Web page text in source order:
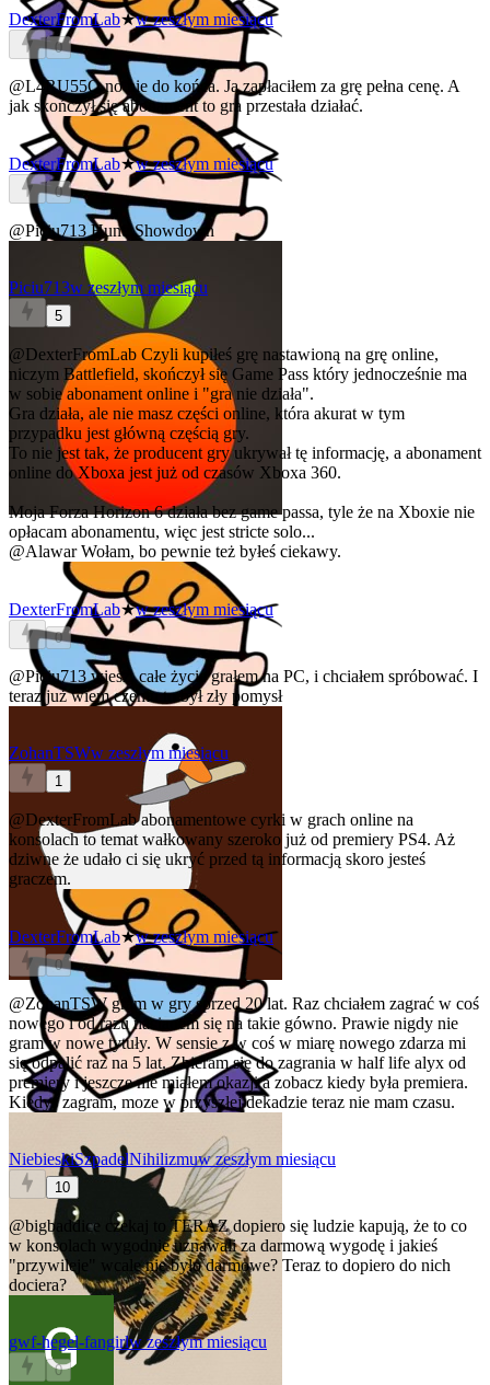
DexterFromLab★w zeszłym miesiącu
0
@L4RU55Ono nie do końca. Ja zapłaciłem za grę pełna cenę. A
jak skończył się abonament to gra przestała działać.
DexterFromLab★w zeszłym miesiącu
0
@Piciu713Hunt: Showdown
Piciu713w zeszłym miesiącu
5
@DexterFromLab Czyli kupiłeś grę nastawioną na grę online,
niczym Battlefield, skończył się Game Pass który jednocześnie ma
w sobie abonament online i "gra nie działa".
Gra działa, ale nie masz części online, która akurat w tym
przypadku jest główną częścią gry.
To nie jest tak, że producent gry ukrywał tę informację, a abonament
online do Xboxa jest już od czasów Xboxa 360.
Moja Forza Horizon 6 działa bez game passa, tyle że na Xboxie nie
opłacam abonamentu, więc jest stricte solo...
@AlawarWołam, bo pewnie też byłeś ciekawy.
DexterFromLab★w zeszłym miesiącu
0
@Piciu713wiesz, całe życie grałem na PC, i chciałem spróbować. I
teraz już wiem czemu to był zły pomysł
ZohanTSWw zeszłym miesiącu
1
@DexterFromLababonamentowe cyrki w grach online na
konsolach to temat wałkowany szeroko już od premiery PS4. Aż
dziwne że udało ci się ukryć przed tą informacją skoro jesteś
graczem.
DexterFromLab★w zeszłym miesiącu
0
@ZohanTSWgram w gry sprzed 20 lat. Raz chciałem zagrać w coś
nowego i od razu naciaoem się na takie gówno. Prawie nigdy nie
gram w nowe tytuły. W sensie z w coś w miarę nowego zdarza mi
się odpalić raz na 5 lat. Zbieram się do zagrania w half life alyx od
premiery i jeszcze nie miałem okazji a zobacz kiedy była premiera.
Kiedyś zagram, moze w przyszłej dekadzie teraz nie mam czasu.
NiebieskiSzpadelNihilizmuw zeszłym miesiącu
10
@bigbaddice
czekaj to TERAZ dopiero się ludzie kapują, że to co
w konsolach wygodnie uznawali za darmową wygodę i jakieś
"przywileje" wcale nie było darmowe? Teraz to dopiero do nich
dociera?
gwf-hegel-fangirlw zeszłym miesiącu
0